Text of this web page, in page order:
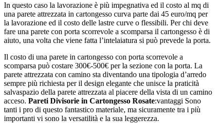
In questo caso la lavorazione è più impegnativa ed il costo al mq di
una parete attrezzata in cartongesso curva parte dai 45 euro/mq per
la lavorazione ed il costo delle lastre curve o flessibili. Per chi deve
fare una parete con porta scorrevole a scomparsa il cartongesso è di
aiuto, una volta che viene fatta l’intelaiatura si può prevede la porta.
Il costo di una parete in cartongesso con porta scorrevole a
scomparsa può costare 300€-500€ per la sezione con la porta. La
parete attrezzata con camino sta diventando una tipologia d’arredo
sempre più richiesta per il design elegante che unisce la praticità
salvaspazio della parete attrezzata al piacere della vista di un camino
acceso. Pareti Divisorie in Cartongesso Rosate:vantaggi Sono
tanti i pro di questo fantastico materiale, ma sicuramente tra i più
importanti vi sono la versatilità e la sua leggerezza.